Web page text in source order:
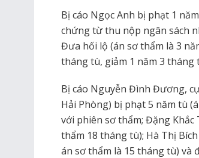
Bị cáo Ngọc Anh bị phạt 1
chứng từ thu nộp ngân sách
Đưa hối lộ (án sơ thẩm là 3
tháng tù, giảm 1 năm 3 tháng
Bị cáo Nguyễn Đình Đương,
Hải Phòng) bị phạt 5 năm tù
với phiên sơ thẩm; Đặng
thẩm 18 tháng tù); Hà Thị
án sơ thẩm là 15 tháng tù) và